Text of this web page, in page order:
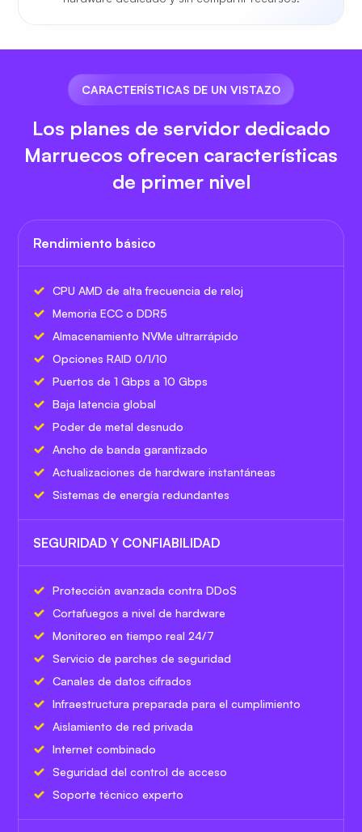
CARACTERÍSTICAS DE UN VISTAZO
Los planes de servidor dedicado
Marruecos ofrecen características
de primer nivel
Rendimiento básico
CPU AMD de alta frecuencia de reloj
Memoria ECC o DDR5
Almacenamiento NVMe ultrarrápido
Opciones RAID 0/1/10
Puertos de 1 Gbps a 10 Gbps
Baja latencia global
Poder de metal desnudo
Ancho de banda garantizado
Actualizaciones de hardware instantáneas
Sistemas de energía redundantes
SEGURIDAD Y CONFIABILIDAD
Protección avanzada contra DDoS
Cortafuegos a nivel de hardware
Monitoreo en tiempo real 24/7
Servicio de parches de seguridad
Canales de datos cifrados
Infraestructura preparada para el cumplimiento
Aislamiento de red privada
Internet combinado
Seguridad del control de acceso
Soporte técnico experto